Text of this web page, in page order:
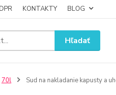
KONTAKTY BLOG
Hľadať
70l Sud na nakladanie kapusty a